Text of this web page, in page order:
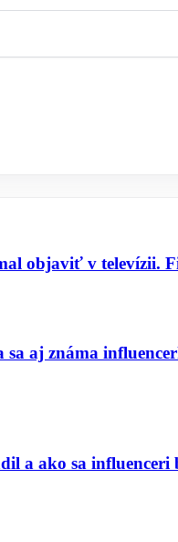
objaviť v televízii.
aj známa
a ako sa influenceri